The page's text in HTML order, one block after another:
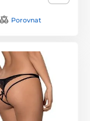
Porovnat